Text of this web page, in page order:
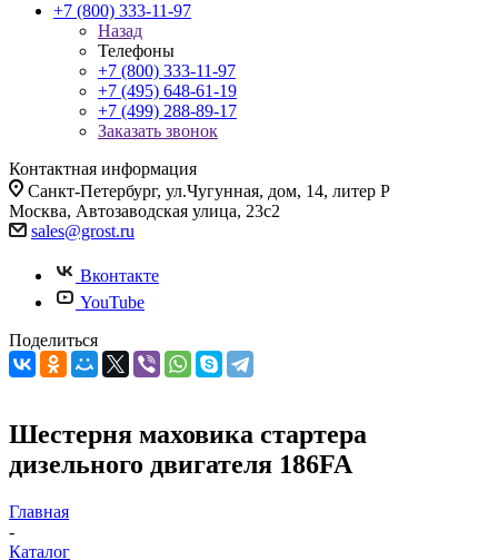
+7 (800) 333-11-97
Назад
Телефоны
+7 (800) 333-11-97
+7 (495) 648-61-19
+7 (499) 288-89-17
Заказать звонок
Контактная информация
Санкт-Петербург, ул.Чугунная, дом, 14, литер Р
Москва, Автозаводская улица, 23с2
sales@grost.ru
Вконтакте
YouTube
Поделиться
Шестерня маховика стартера
дизельного двигателя 186FA
Главная
-
Каталог